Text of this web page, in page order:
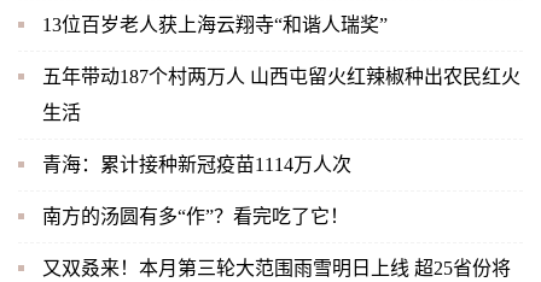
13位百岁老人获上海云翔寺“和谐人瑞奖”
五年带动187个村两万人 山西屯留火红辣椒种出农民红火
生活
青海：累计接种新冠疫苗1114万人次
南方的汤圆有多“作”？看完吃了它！
又双叒来！本月第三轮大范围雨雪明日上线 超25省份将